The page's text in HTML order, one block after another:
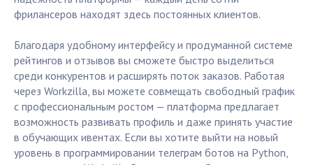
фрилансеров находят здесь постоянных клиентов.
Благодаря удобному интерфейсу и продуманной системе
рейтингов и отзывов вы сможете быстро выделиться
среди конкурентов и расширять поток заказов. Работая
через Workzilla, вы можете совмещать свободный график
с профессиональным ростом — платформа предлагает
возможность развивать профиль и даже принять участие
в обучающих ивентах. Если вы хотите выйти на новый
уровень в программировании телеграм ботов на Python,